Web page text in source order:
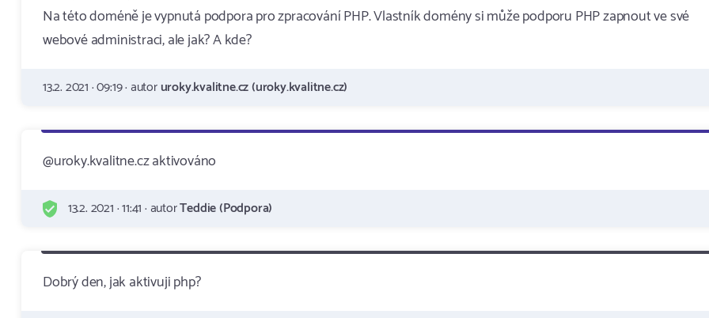
Na této doméně je vypnutá podpora pro zpracování PHP. Vlastník domény si může podporu PHP zapnout ve své
webové administraci, ale jak? A kde?
13.2. 2021 · 09:19 · autoruroky.kvalitne.cz (uroky.kvalitne.cz)
@uroky.kvalitne.cz aktivováno
13.2. 2021 · 11:41 · autorTeddie (Podpora)
Dobrý den, jak aktivuji php?